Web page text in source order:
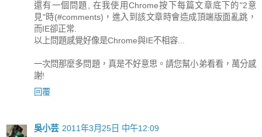
還有一個問題, 在我使用Chrome按下每篇文章底下的"2意
見"時(#comments)，進入到該文章時會造成頂端版面亂跳，
而IE卻正常.
以上問題感覺好像是Chrome與IE不相容...
一次問那麼多問題，真是不好意思。請您幫小弟看看，萬分感
謝!
回覆
吳小芸 2011年3月25日 中午12:09